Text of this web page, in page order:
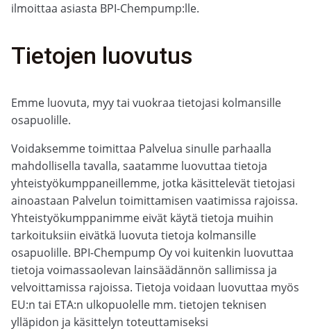
ilmoittaa asiasta BPI-Chempump:lle.
Tietojen luovutus
Emme luovuta, myy tai vuokraa tietojasi kolmansille
osapuolille.
Voidaksemme toimittaa Palvelua sinulle parhaalla
mahdollisella tavalla, saatamme luovuttaa tietoja
yhteistyökumppaneillemme, jotka käsittelevät tietojasi
ainoastaan Palvelun toimittamisen vaatimissa rajoissa.
Yhteistyökumppanimme eivät käytä tietoja muihin
tarkoituksiin eivätkä luovuta tietoja kolmansille
osapuolille. BPI-Chempump Oy voi kuitenkin luovuttaa
tietoja voimassaolevan lainsäädännön sallimissa ja
velvoittamissa rajoissa. Tietoja voidaan luovuttaa myös
EU:n tai ETA:n ulkopuolelle mm. tietojen teknisen
ylläpidon ja käsittelyn toteuttamiseksi